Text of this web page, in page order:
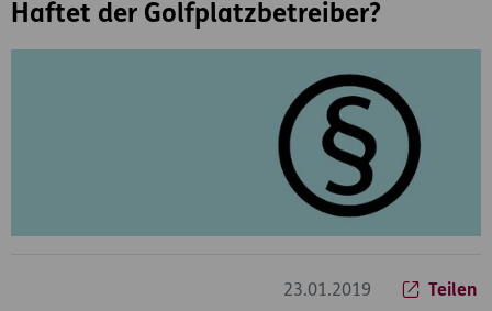
Haftet der Golfplatzbetreiber?
23.01.2019 Teilen